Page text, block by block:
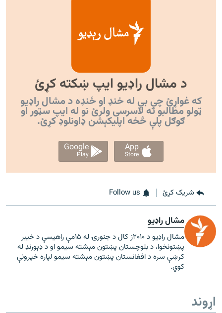
د مشال راډیو ایپ ښکته کړئ
که غواړئ چې بې له خنډ او ځنډه د مشال راډیو
ټولو مطالبو ته لاسرسی ولرئ نو له ایپ سټور او
ګوګل پلې څخه اپليکېشن ډاونلوډ کړئ.
App
Store
Google
Play
شریک کړئ Follow us
مشال راډیو
مشال راډیو د ۲۰۱۰ز کال د جنورۍ له ۱۵مې راهیسې د خیبر
پښتونخوا، د بلوچستان پښتون مېشته سیمو او د ډېورنډ له
کرښې سره د افغانستان پښتون مېشته سیمو لپاره خپرونې
کوي.
اړوند